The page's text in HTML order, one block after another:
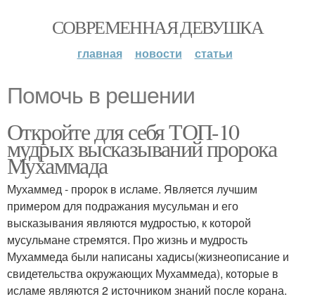
СОВРЕМЕННАЯ ДЕВУШКА
главная новости статьи
Помочь в решении
Откройте для себя ТОП-10
мудрых высказываний пророка
Мухаммада
Мухаммед - пророк в исламе. Является лучшим
примером для подражания мусульман и его
высказывания являются мудростью, к которой
мусульмане стремятся. Про жизнь и мудрость
Мухаммеда были написаны хадисы(жизнеописание и
свидетельства окружающих Мухаммеда), которые в
исламе являются 2 источником знаний после корана.